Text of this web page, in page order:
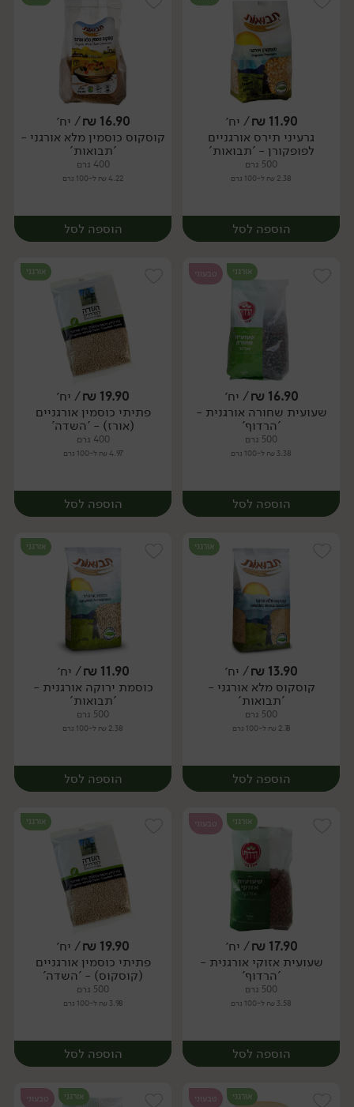
יח׳ יח׳
11.90
₪/ יח׳
גרעיני תירס אורגניים
לפופקורן - 'תבואות'
500 גרם
2.38 ₪ ל-100 גרם
הוספה לסל
יח׳
16.90
₪/ יח׳
קוסקוס כוסמין מלא אורגני -
'תבואות'
400 גרם
4.22 ₪ ל-100 גרם
הוספה לסל
יח׳
אורגני טבעוני
16.90
₪/ יח׳
שעועית שחורה אורגנית -
'הרדוף'
500 גרם
3.38 ₪ ל-100 גרם
הוספה לסל
יח׳
אורגני
19.90
₪/ יח׳
פתיתי כוסמין אורגניים
(אורז) - 'השדה'
400 גרם
4.97 ₪ ל-100 גרם
הוספה לסל
יח׳
אורגני
13.90
₪/ יח׳
קוסקוס מלא אורגני -
'תבואות'
500 גרם
2.78 ₪ ל-100 גרם
הוספה לסל
יח׳
אורגני
11.90
₪/ יח׳
כוסמת ירוקה אורגנית -
'תבואות'
500 גרם
2.38 ₪ ל-100 גרם
הוספה לסל
יח׳
אורגני טבעוני
17.90
₪/ יח׳
שעועית אזוקי אורגנית -
'הרדוף'
500 גרם
3.58 ₪ ל-100 גרם
הוספה לסל
אורגני
19.90
₪/ יח׳
פתיתי כוסמין אורגניים
(קוסקוס) - 'השדה'
500 גרם
3.98 ₪ ל-100 גרם
הוספה לסל
אורגני טבעוני אורגני טבעוני